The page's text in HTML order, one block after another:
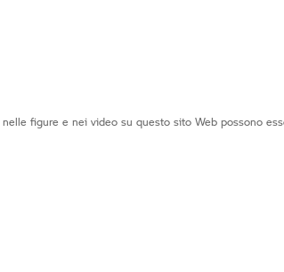
figure e nei video su questo sito Web possono